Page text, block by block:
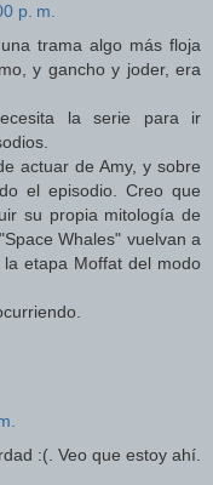
p. m.
trama algo más floja
y gancho y joder, era
la serie para ir
actuar de Amy, y sobre
el episodio. Creo que
su propia mitología de
Whales" vuelvan a
etapa Moffat del modo
:(. Veo que estoy ahí.